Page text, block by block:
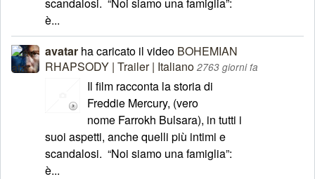
è...
avatar ha caricato il video BOHEMIAN
RHAPSODY | Trailer | Italiano 2763 giorni fa
Il film racconta la storia di
Freddie Mercury, (vero
nome Farrokh Bulsara), in tutti i
suoi aspetti, anche quelli più intimi e
scandalosi. “Noi siamo una famiglia”:
è...